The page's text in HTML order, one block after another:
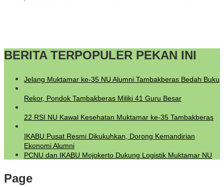
BERITA TERPOPULER PEKAN INI
Jelang Muktamar ke-35 NU Alumni Tambakberas Bedah Buku
Rekor, Pondok Tambakberas Miliki 41 Guru Besar
22 RSI NU Kawal Kesehatan Muktamar ke-35 Tambakberas
IKABU Pusat Resmi Dikukuhkan, Dorong Kemandirian
Ekonomi Alumni
PCNU dan IKABU Mojokerto Dukung Logistik Muktamar NU
Page